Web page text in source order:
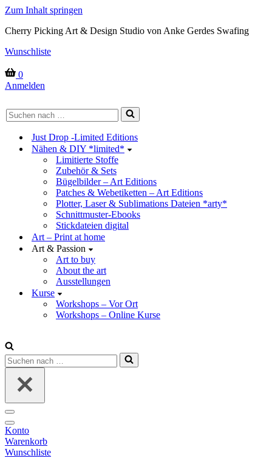
Zum Inhalt springen
Cherry Picking Art & Design Studio von Anke Gerdes Swafing
Wunschliste
Warenkorb
0
Anmelden
Suchen
nach …
Just Drop -Limited Editions
Nähen & DIY *limited*
Limitierte Stoffe
Zubehör & Sets
Bügelbilder – Art Editions
Patches & Webetiketten – Art Editions
Plotter, Laser & Sublimations Dateien *arty*
Schnittmuster-Ebooks
Stickdateien digital
Art – Print at home
Art & Passion
Art to buy
About the art
Ausstellungen
Kurse
Workshops – Vor Ort
Workshops – Online Kurse
Suchen
nach …
Navigations-
Menü
Navigations-
Menü
Konto
Warenkorb
Wunschliste